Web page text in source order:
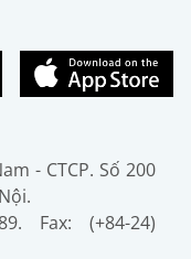
- CTCP. Số 200
Fax: (+84-24)